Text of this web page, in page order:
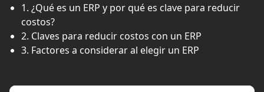
1. ¿Qué es un ERP y por qué es clave para reducir
costos?
2. Claves para reducir costos con un ERP
3. Factores a considerar al elegir un ERP